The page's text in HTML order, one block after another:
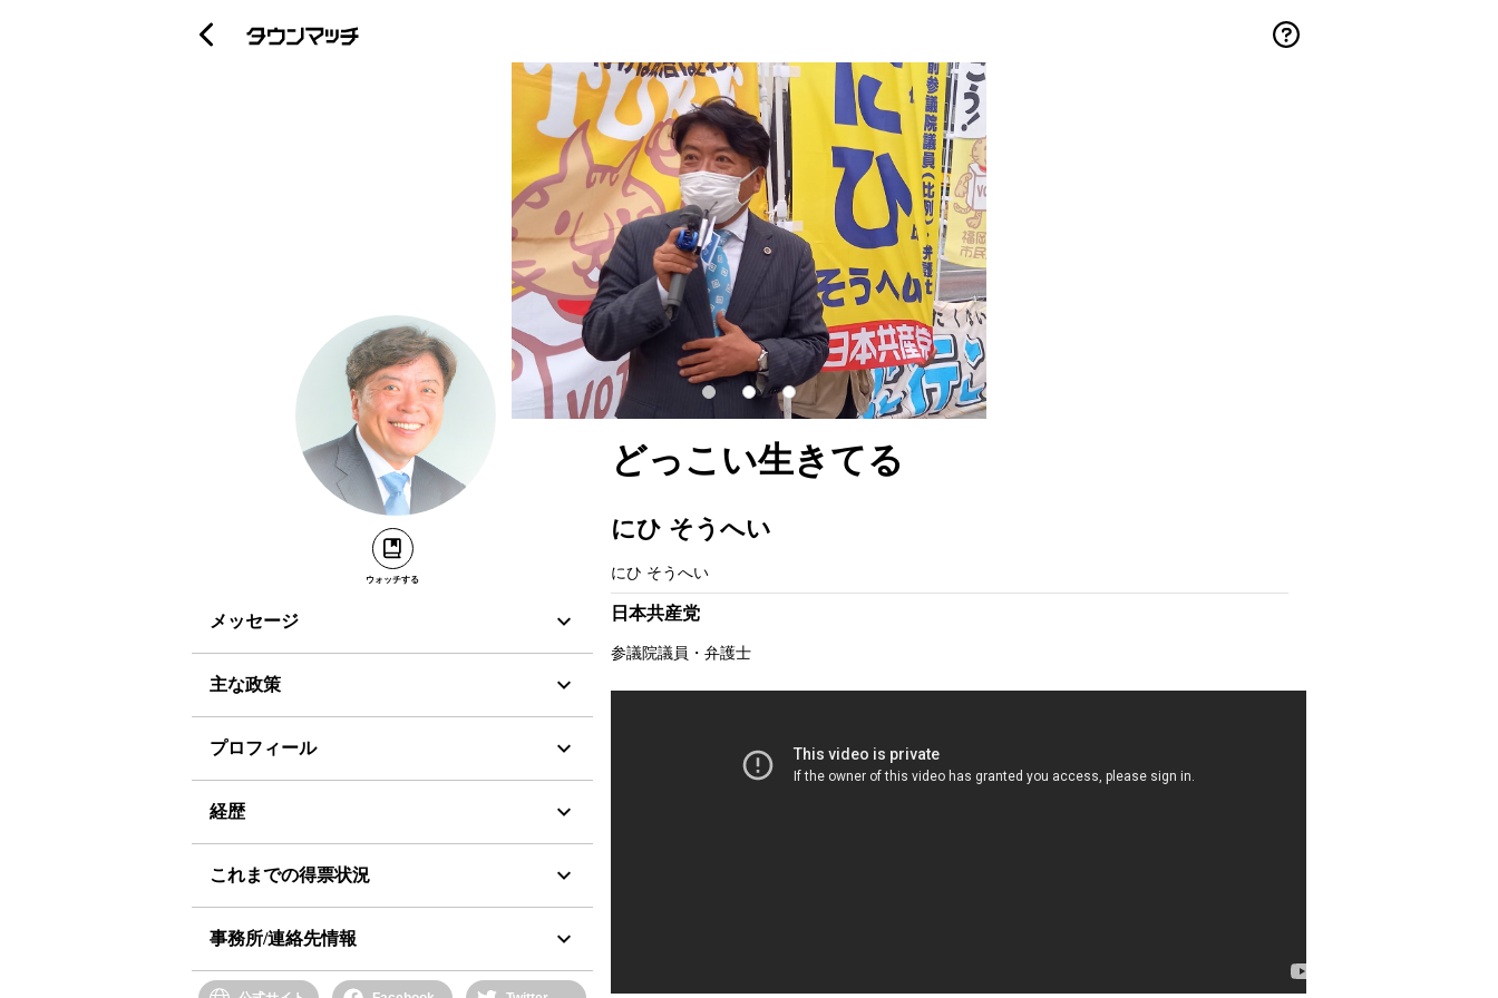
ウォッチする
メッセージ
主な政策
プロフィール
経歴
これまでの得票状況
事務所/連絡先情報
どっこい生きてる
にひ そうへい
にひ そうへい
日本共産党
参議院議員・弁護士